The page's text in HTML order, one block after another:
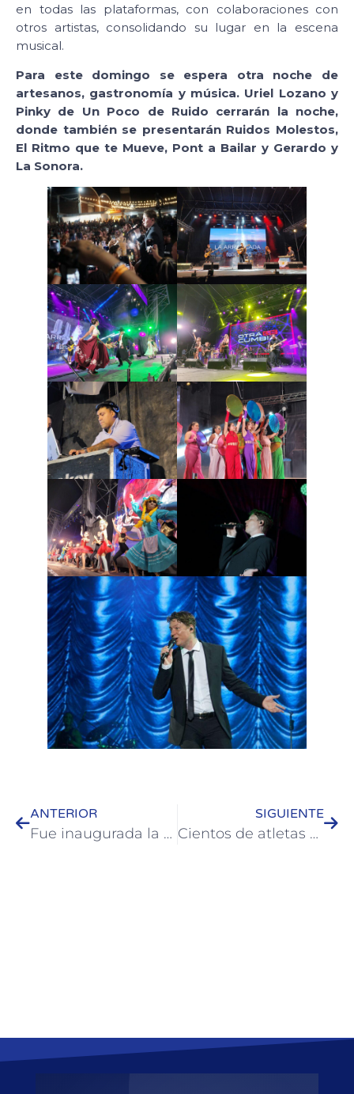
en todas las plataformas, con colaboraciones con
otros artistas, consolidando su lugar en la escena
musical.
Para este domingo se espera otra noche de
artesanos, gastronomía y música. Uriel Lozano y
Pinky de Un Poco de Ruido cerrarán la noche,
donde también se presentarán Ruidos Molestos,
El Ritmo que te Mueve, Pont a Bailar y Gerardo y
La Sonora.
ANTERIOR
Fue inaugurada la 40ª Fiesta Nacional de la Artesanía en Colón
SIGUIENTE
Cientos de atletas y deportistas participaron de la Maratón Artesanía 2025 en Colón